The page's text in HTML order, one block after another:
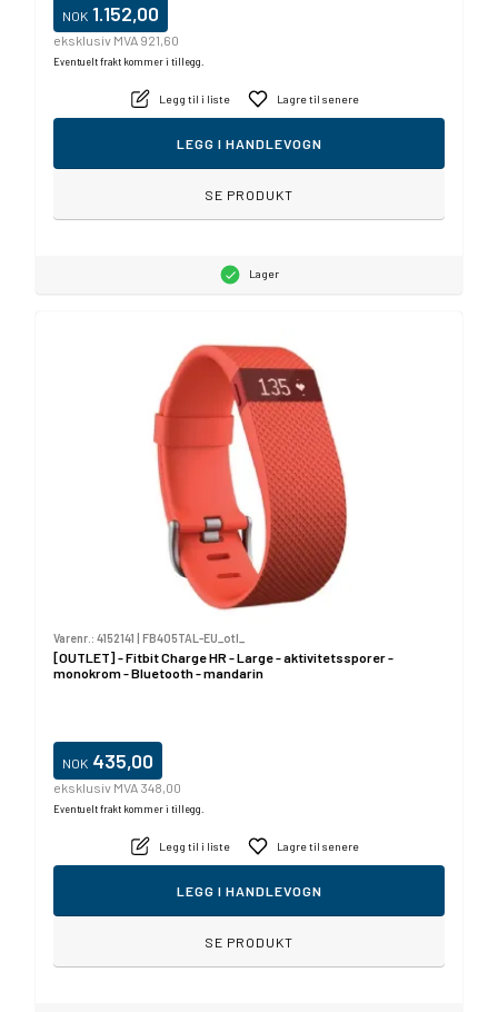
NOK 1.152,00
eksklusiv MVA 921,60
Eventuelt frakt kommer i tillegg.
Legg til i liste Lagre til senere
LEGG I HANDLEVOGN
SE PRODUKT
Lager
Varenr.: 4152141 FB405TAL-EU_otl_
[OUTLET] - Fitbit Charge HR - Large - aktivitetssporer -
monokrom - Bluetooth - mandarin
NOK 435,00
eksklusiv MVA 348,00
Eventuelt frakt kommer i tillegg.
Legg til i liste Lagre til senere
LEGG I HANDLEVOGN
SE PRODUKT